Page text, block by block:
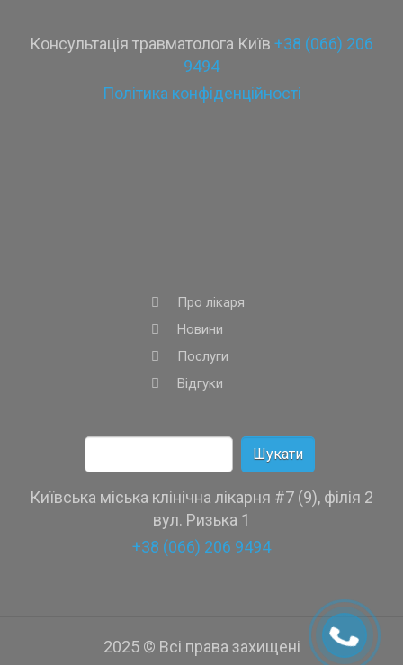
Консультація травматолога Київ +38 (066) 206
9494
Політика конфіденційності
Про лікаря
Новини
Послуги
Відгуки
Пошук:
Київська міська клінічна лікарня #7 (9), філія 2
вул. Ризька 1
+38 (066) 206 9494
2025 © Всі права захищені